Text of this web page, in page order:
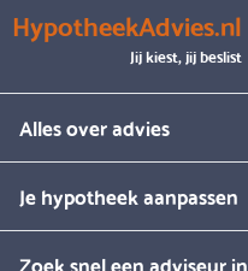
HypotheekAdvies.nl
Jij kiest, jij beslist
Alles over advies
Je hypotheek aanpassen